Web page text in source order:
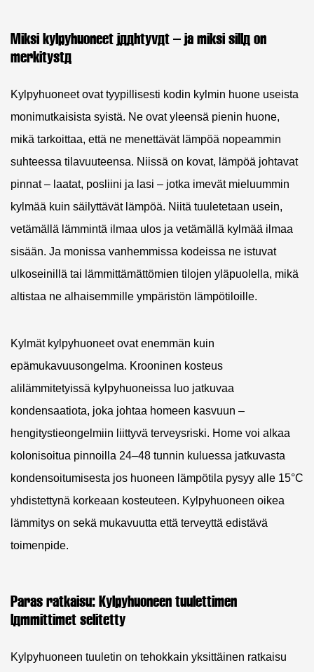
Miksi kylpyhuoneet jäähtyvät – ja miksi sillä on
merkitystä
Kylpyhuoneet ovat tyypillisesti kodin kylmin huone useista
monimutkaisista syistä. Ne ovat yleensä pienin huone,
mikä tarkoittaa, että ne menettävät lämpöä nopeammin
suhteessa tilavuuteensa. Niissä on kovat, lämpöä johtavat
pinnat – laatat, posliini ja lasi – jotka imevät mieluummin
kylmää kuin säilyttävät lämpöä. Niitä tuuletetaan usein,
vetämällä lämmintä ilmaa ulos ja vetämällä kylmää ilmaa
sisään. Ja monissa vanhemmissa kodeissa ne istuvat
ulkoseinillä tai lämmittämättömien tilojen yläpuolella, mikä
altistaa ne alhaisemmille ympäristön lämpötiloille.
Kylmät kylpyhuoneet ovat enemmän kuin
epämukavuusongelma. Krooninen kosteus
alilämmitetyissä kylpyhuoneissa luo jatkuvaa
kondensaatiota, joka johtaa homeen kasvuun –
hengitystieongelmiin liittyvä terveysriski. Home voi alkaa
kolonisoitua pinnoilla 24–48 tunnin kuluessa jatkuvasta
kondensoitumisesta jos huoneen lämpötila pysyy alle 15°C
yhdistettynä korkeaan kosteuteen. Kylpyhuoneen oikea
lämmitys on sekä mukavuutta että terveyttä edistävä
toimenpide.
Paras ratkaisu: Kylpyhuoneen tuulettimen
lämmittimet selitetty
Kylpyhuoneen tuuletin on tehokkain yksittäinen ratkaisu